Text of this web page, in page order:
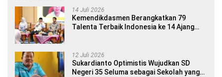
14 Juli 2026
Kemendikdasmen Berangkatkan 79
Talenta Terbaik Indonesia ke 14 Ajang
12 Juli 2026
Sukardianto Optimistis Wujudkan SD
Negeri 35 Seluma sebagai Sekolah yang